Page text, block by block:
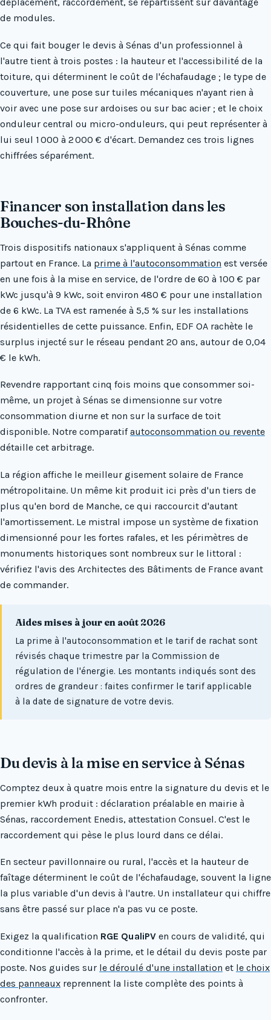
de modules.
Ce qui fait bouger le devis à Sénas d'un professionnel à
l'autre tient à trois postes : la hauteur et l'accessibilité de la
toiture, qui déterminent le coût de l'échafaudage ; le type de
couverture, une pose sur tuiles mécaniques n'ayant rien à
voir avec une pose sur ardoises ou sur bac acier ; et le choix
onduleur central ou micro-onduleurs, qui peut représenter à
lui seul 1 000 à 2 000 € d'écart. Demandez ces trois lignes
chiffrées séparément.
Financer son installation dans les
Bouches-du-Rhône
Trois dispositifs nationaux s'appliquent à Sénas comme
partout en France. La prime à l'autoconsommation est versée
en une fois à la mise en service, de l'ordre de 60 à 100 € par
kWc jusqu'à 9 kWc, soit environ 480 € pour une installation
de 6 kWc. La TVA est ramenée à 5,5 % sur les installations
résidentielles de cette puissance. Enfin, EDF OA rachète le
surplus injecté sur le réseau pendant 20 ans, autour de 0,04
€ le kWh.
Revendre rapportant cinq fois moins que consommer soi-
même, un projet à Sénas se dimensionne sur votre
consommation diurne et non sur la surface de toit
disponible. Notre comparatifautoconsommation ou revente
détaille cet arbitrage.
La région affiche le meilleur gisement solaire de France
métropolitaine. Un même kit produit ici près d'un tiers de
plus qu'en bord de Manche, ce qui raccourcit d'autant
l'amortissement. Le mistral impose un système de fixation
dimensionné pour les fortes rafales, et les périmètres de
monuments historiques sont nombreux sur le littoral :
vérifiez l'avis des Architectes des Bâtiments de France avant
de commander.
Aides mises à jour en août 2026
La prime à l'autoconsommation et le tarif de rachat sont
révisés chaque trimestre par la Commission de
régulation de l'énergie. Les montants indiqués sont des
ordres de grandeur : faites confirmer le tarif applicable
à la date de signature de votre devis.
Du devis à la mise en service à Sénas
Comptez deux à quatre mois entre la signature du devis et le
premier kWh produit : déclaration préalable en mairie à
Sénas, raccordement Enedis, attestation Consuel. C'est le
raccordement qui pèse le plus lourd dans ce délai.
En secteur pavillonnaire ou rural, l'accès et la hauteur de
faîtage déterminent le coût de l'échafaudage, souvent la ligne
la plus variable d'un devis à l'autre. Un installateur qui chiffre
sans être passé sur place n'a pas vu ce poste.
Exigez la qualification RGE QualiPV en cours de validité, qui
conditionne l'accès à la prime, et le détail du devis poste par
poste. Nos guides sur le déroulé d'une installation et le choix
des panneaux reprennent la liste complète des points à
confronter.